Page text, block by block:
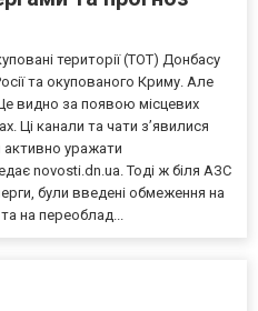
території (ТОТ) Донбасу
та окупованого Криму. Але
видно за появою місцевих
Ці канали та чати з’явилися
активно уражати
novosti.dn.ua. Тоді ж біля АЗС
були введені обмеження на
на переоблад...